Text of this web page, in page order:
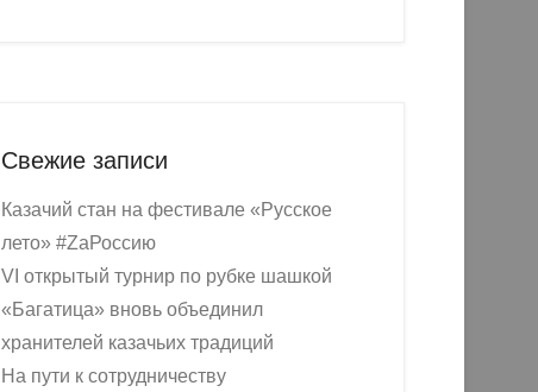
Свежие записи
Казачий стан на фестивале «Русское
лето» #ZaРоссию
VI открытый турнир по рубке шашкой
«Багатица» вновь объединил
хранителей казачьих традиций
На пути к сотрудничеству